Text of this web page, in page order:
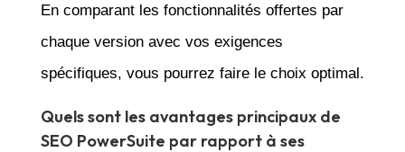
En comparant les fonctionnalités offertes par
chaque version avec vos exigences
spécifiques, vous pourrez faire le choix optimal.
Quels sont les avantages principaux de
SEO PowerSuite par rapport à ses